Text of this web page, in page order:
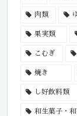
肉類
果実類
こむぎ
焼き
し好飲料類
和生菓子・